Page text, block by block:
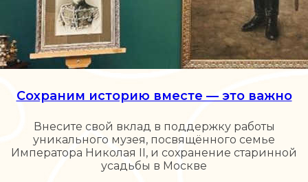
Сохраним историю вместе — это важно
Внесите свой вклад в поддержку работы
уникального музея, посвящённого семье
Императора Николая II, и сохранение старинной
усадьбы в Москве